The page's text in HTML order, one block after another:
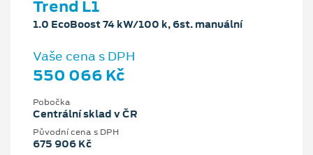
Trend L1
1.0 EcoBoost 74 kW/100 k, 6st. manuální
Vaše cena s DPH
550 066 Kč
Pobočka
Centrální sklad v ČR
Původní cena s DPH
675 906 Kč